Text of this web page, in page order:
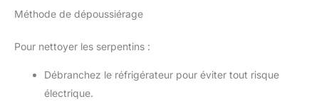
Méthode de dépoussiérage
Pour nettoyer les serpentins :
Débranchez le réfrigérateur pour éviter tout risque
électrique.